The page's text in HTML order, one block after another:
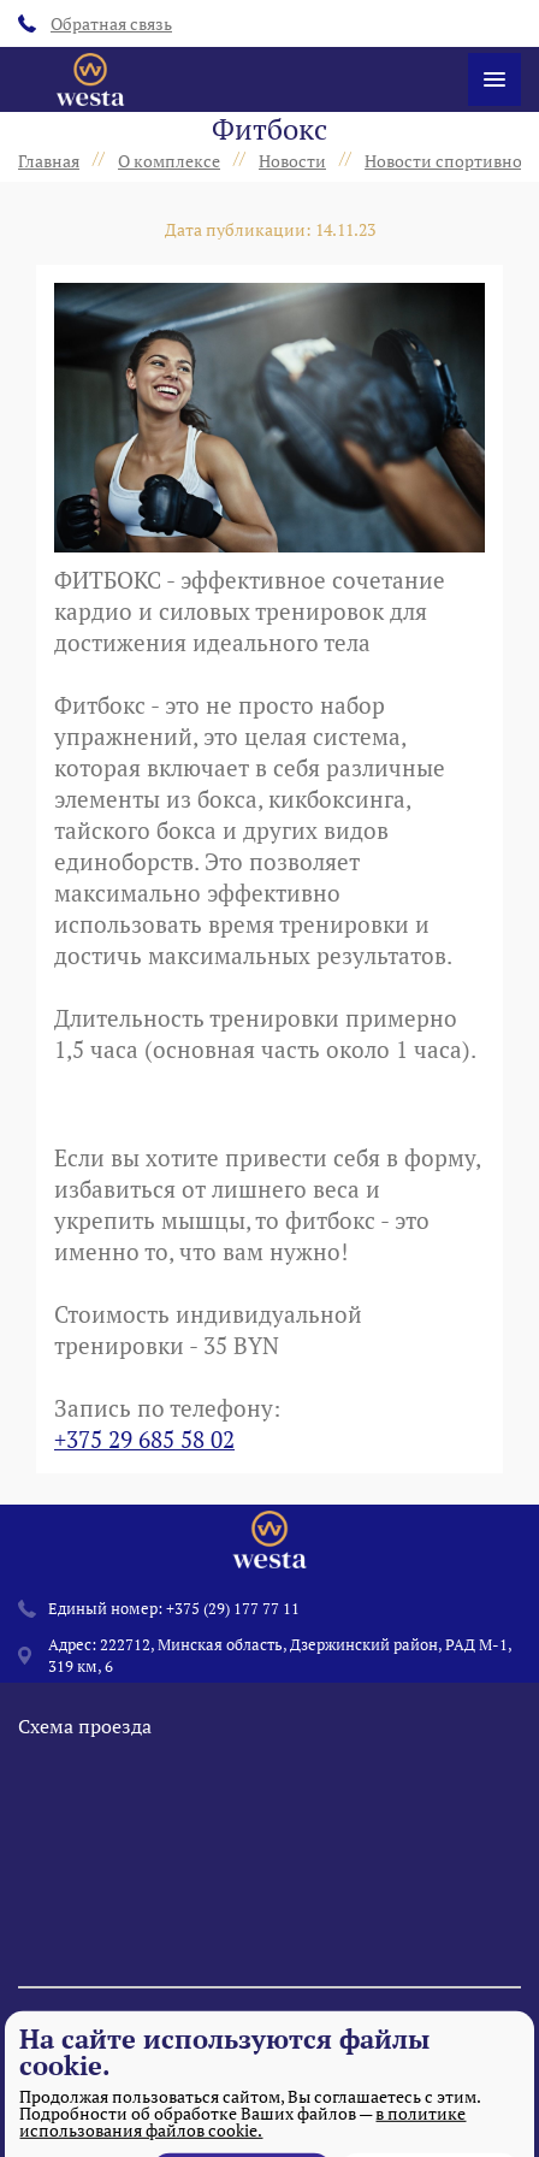
Обратная связь
Фитбокс
Главная // О комплексе // Новости // Новости
Дата публикации: 14.11.23
ФИТБОКС - эффективное сочетание
кардио и силовых тренировок для
достижения идеального тела
Фитбокс - это не просто набор
упражнений, это целая система,
которая включает в себя различные
элементы из бокса, кикбоксинга,
тайского бокса и других видов
единоборств. Это позволяет
максимально эффективно
использовать время тренировки и
достичь максимальных результатов.
Длительность тренировки примерно
1,5 часа (основная часть около 1 часа).
Если вы хотите привести себя в форму,
избавиться от лишнего веса и
укрепить мышцы, то фитбокс - это
именно то, что вам нужно!
Стоимость индивидуальной
тренировки - 35 BYN
Запись по телефону:
+375 29 685 58 02
Единый номер:+375 (29) 177 77 11
Адрес: 222712, Минская область, Дзержинский район, РАД М-1,
319 км, 6
Схема проезда
© 1995 - 2026 «Веста» Все права защищены.
На сайте используются файлы
cookie.
Продолжая пользоваться сайтом, Вы соглашаетесь с этим.
Подробности об обработке Ваших файлов —в политике
использования файлов cookie.